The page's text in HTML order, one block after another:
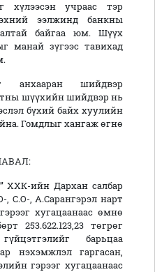
хүлээсэн учраас тэр
ээлжинд банкны
байгаа юм. Шүүх
манай зүгээс тавихад
анхааран шийдвэр
шүүхийн шийдвэр нь
бүхий байх хуулийн
Гомдлыг хангаж өгнө
ХХК-ийн Дархан салбар
С.О-, А.Сарангэрэл нарт
хугацаанаас өмнө
253.622.123,23 төгрөг
барьцаа
нэхэмжлэл гаргасан,
гэрээг хугацаанаас